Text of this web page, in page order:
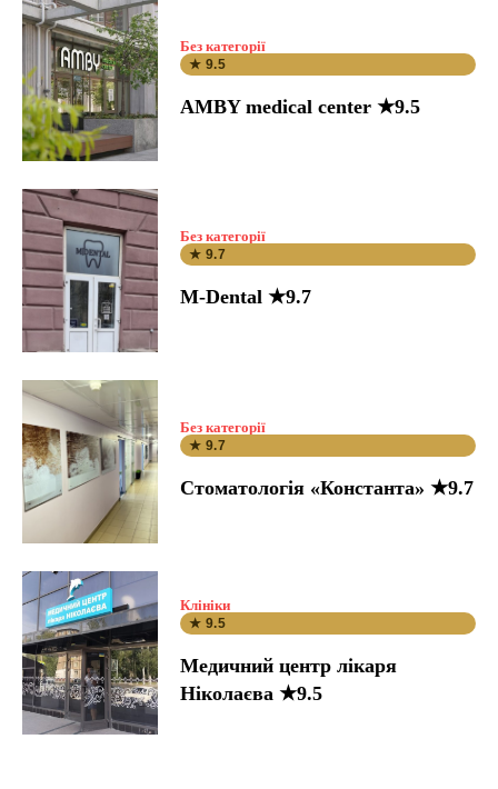
Без категорії
★ 9.5
AMBY medical center ★9.5
Без категорії
★ 9.7
M-Dental ★9.7
Без категорії
★ 9.7
Стоматологія «Константа» ★9.7
Клініки
★ 9.5
Медичний центр лікаря
Ніколаєва ★9.5